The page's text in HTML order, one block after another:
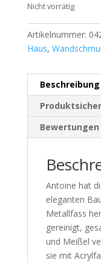
Nicht vorrätig
Artikelnummer:
Haus,
Beschreibung
Bewertungen
Antoine hat
eleganten
Metallfass
gereinigt,
und Meißel
sie mit